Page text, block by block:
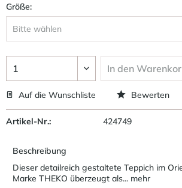
Größe:
In den
Auf die Wunschliste Bewerten
Artikel-Nr.: 424749
Beschreibung
Dieser detailreich gestaltete Teppich im
Marke THEKO überzeugt als... mehr